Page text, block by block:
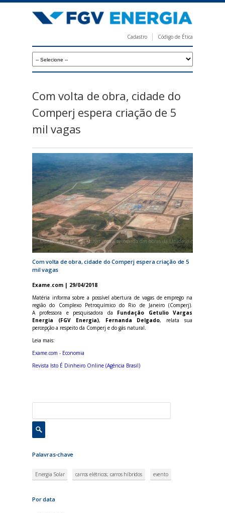
para
principal
V
e
r
g
i
Cadastro Código de Ética
Com volta de obra, cidade do
Comperj espera criação de 5
mil vagas
Obras: vagas devem surgir com a retomada das obras da Unidade de
Com volta de obra, cidade do Comperj espera criação de 5
mil vagas
Exame.com | 29/04/2018
Matéria informa sobre a possível abertura de vagas de emprego na
região do Complexo Petroquímico do Rio de Janeiro (Comperj).
A professora e pesquisadora da Fundação Getulio Vargas
Energia (FGV Energia), Fernanda Delgado, relata sua
percepção a respeito da Comperj e do gás natural.
Leia mais:
Exame.com - Economia
Revista Isto É Dinheiro Online (Agência Brasil)
Palavras-chave
Energia Solar carros elétricos; carros híbridos evento
Por data